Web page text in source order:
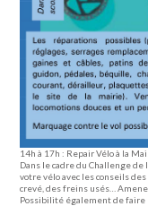
14h à 17h : Repair Vélo à la
Dans le cadre du Challenge
votre vélo avec les conseils
crevé, des freins usés…
Possibilité également de faire